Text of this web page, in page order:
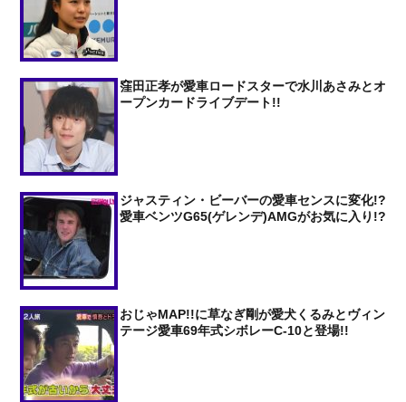
窪田正孝が愛車ロードスターで水川あさみとオ
ープンカードライブデート!!
ジャスティン・ビーバーの愛車センスに変化!?
愛車ベンツG65(ゲレンデ)AMGがお気に入り!?
おじゃMAP!!に草なぎ剛が愛犬くるみとヴィン
テージ愛車69年式シボレーC-10と登場!!